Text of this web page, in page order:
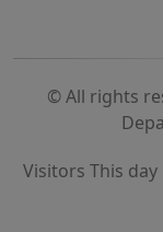
© All rights
Visitors This day